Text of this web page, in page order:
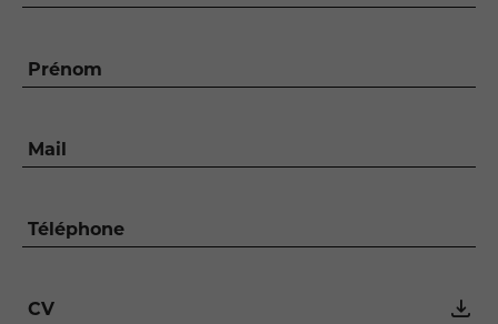
Prénom
Mail
Téléphone
CV